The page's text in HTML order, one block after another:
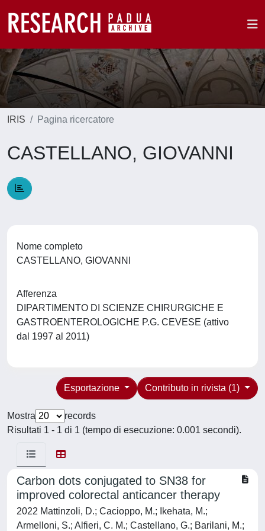
IRIS Pagina ricercatore
CASTELLANO, GIOVANNI
Nome completo
CASTELLANO, GIOVANNI
Afferenza
DIPARTIMENTO DI SCIENZE CHIRURGICHE E
GASTROENTEROLOGICHE P.G. CEVESE (attivo
dal 1997 al 2011)
Contributo in rivista (1)
Esportazione
Mostra
records
Risultati 1 - 1 di 1 (tempo di esecuzione: 0.001 secondi).
Carbon dots conjugated to SN38 for
improved colorectal anticancer therapy
2022 Mattinzoli, D.; Cacioppo, M.; Ikehata, M.;
Armelloni, S.; Alfieri, C. M.; Castellano, G.; Barilani, M.;